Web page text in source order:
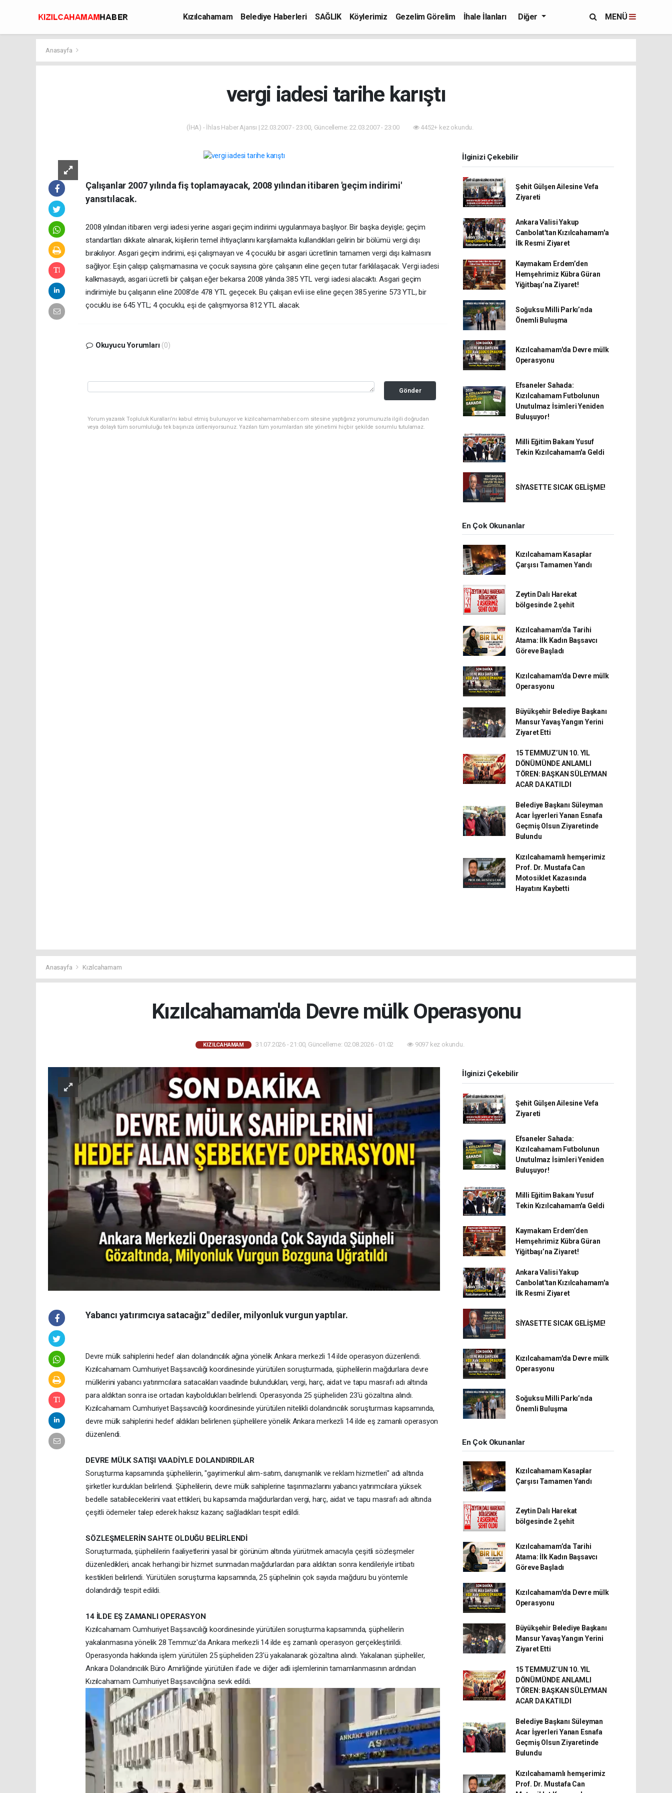
Kızılcahamam Belediye Haberleri SAĞLIK Köylerimiz Gezelim Görelim
İhale İlanları
Diğer MENÜ
Anasayfa
vergi iadesi tarihe karıştı
(İHA) - İhlas Haber Ajansı | 22.03.2007 - 23:00, Güncelleme: 22.03.2007 - 23:00 4452+ kez okundu.
Çalışanlar 2007 yılında fiş toplamayacak, 2008 yılından itibaren 'geçim indirimi'
yansıtılacak.
2008 yılından itibaren vergi iadesi yerine asgari geçim indirimi uygulanmaya başlıyor. Bir başka deyişle; geçim
standartları dikkate alınarak, kişilerin temel ihtiyaçlarını karşılamakta kullandıkları gelirin bir bölümü vergi dışı
bırakılıyor. Asgari geçim indirimi, eşi çalışmayan ve 4 çocuklu bir asgari ücretlinin tamamen vergi dışı kalmasını
sağlıyor. Eşin çalışıp çalışmamasına ve çocuk sayısına göre çalışanın eline geçen tutar farklılaşacak. Vergi iadesi
kalkmasaydı, asgari ücretli bir çalışan eğer bekarsa 2008 yılında 385 YTL vergi iadesi alacaktı. Asgari geçim
indirimiyle bu çalışanın eline 2008'de 478 YTL geçecek. Bu çalışan evli ise eline geçen 385 yerine 573 YTL, bir
çocuklu ise 645 YTL; 4 çocuklu, eşi de çalışmıyorsa 812 YTL alacak.
Okuyucu Yorumları (0)
Gönder
Yorum yazarak Topluluk Kuralları’nı kabul etmiş bulunuyor ve kizilcahamamhaber.com sitesine yaptığınız yorumunuzla ilgili doğrudan
veya dolaylı tüm sorumluluğu tek başınıza üstleniyorsunuz. Yazılan tüm yorumlardan site yönetimi hiçbir şekilde sorumlu tutulamaz.
İlginizi Çekebilir
Şehit Gülşen Ailesine Vefa
Ziyareti
Ankara Valisi Yakup
Canbolat'tan Kızılcahamam'a
İlk Resmi Ziyaret
Kaymakam Erdem’den
Hemşehrimiz Kübra Güran
Yiğitbaşı’na Ziyaret!
Soğuksu Milli Parkı’nda
Önemli Buluşma
Kızılcahamam'da Devre mülk
Operasyonu
Efsaneler Sahada:
Kızılcahamam Futbolunun
Unutulmaz İsimleri Yeniden
Buluşuyor!
Milli Eğitim Bakanı Yusuf
Tekin Kızılcahamam'a Geldi
SİYASETTE SICAK GELİŞME!
En Çok Okunanlar
Kızılcahamam Kasaplar
Çarşısı Tamamen Yandı
Zeytin Dalı Harekat
bölgesinde 2 şehit
Kızılcahamam’da Tarihi
Atama: İlk Kadın Başsavcı
Göreve Başladı
Kızılcahamam'da Devre mülk
Operasyonu
Büyükşehir Belediye Başkanı
Mansur Yavaş Yangın Yerini
Ziyaret Etti
15 TEMMUZ’UN 10. YIL
DÖNÜMÜNDE ANLAMLI
TÖREN: BAŞKAN SÜLEYMAN
ACAR DA KATILDI
Belediye Başkanı Süleyman
Acar İşyerleri Yanan Esnafa
Geçmiş Olsun Ziyaretinde
Bulundu
Kızılcahamamlı hemşerimiz
Prof. Dr. Mustafa Can
Motosiklet Kazasında
Hayatını Kaybetti
Anasayfa Kızılcahamam
Kızılcahamam'da Devre mülk Operasyonu
KIZILCAHAMAM 31.07.2026 - 21:00, Güncelleme: 02.08.2026 - 01:02 9097 kez okundu.
Yabancı yatırımcıya satacağız" dediler, milyonluk vurgun yaptılar.
Devre mülk sahiplerini hedef alan dolandırıcılık ağına yönelik Ankara merkezli 14 ilde operasyon düzenlendi.
Kızılcahamam Cumhuriyet Başsavcılığı koordinesinde yürütülen soruşturmada, şüphelilerin mağdurlara devre
mülklerini yabancı yatırımcılara satacakları vaadinde bulundukları, vergi, harç, aidat ve tapu masrafı adı altında
para aldıktan sonra ise ortadan kayboldukları belirlendi. Operasyonda 25 şüpheliden 23'ü gözaltına alındı.
Kızılcahamam Cumhuriyet Başsavcılığı koordinesinde yürütülen nitelikli dolandırıcılık soruşturması kapsamında,
devre mülk sahiplerini hedef aldıkları belirlenen şüphelilere yönelik Ankara merkezli 14 ilde eş zamanlı operasyon
düzenlendi.
DEVRE MÜLK SATIŞI VAADİYLE DOLANDIRDILAR
Soruşturma kapsamında şüphelilerin, "gayrimenkul alım-satım, danışmanlık ve reklam hizmetleri" adı altında
şirketler kurdukları belirlendi. Şüphelilerin, devre mülk sahiplerine taşınmazlarını yabancı yatırımcılara yüksek
bedelle satabileceklerini vaat ettikleri, bu kapsamda mağdurlardan vergi, harç, aidat ve tapu masrafı adı altında
çeşitli ödemeler talep ederek haksız kazanç sağladıkları tespit edildi.
SÖZLEŞMELERİN SAHTE OLDUĞU BELİRLENDİ
Soruşturmada, şüphelilerin faaliyetlerini yasal bir görünüm altında yürütmek amacıyla çeşitli sözleşmeler
düzenledikleri, ancak herhangi bir hizmet sunmadan mağdurlardan para aldıktan sonra kendileriyle irtibatı
kestikleri belirlendi. Yürütülen soruşturma kapsamında, 25 şüphelinin çok sayıda mağduru bu yöntemle
dolandırdığı tespit edildi.
14 İLDE EŞ ZAMANLI OPERASYON
Kızılcahamam Cumhuriyet Başsavcılığı koordinesinde yürütülen soruşturma kapsamında, şüphelilerin
yakalanmasına yönelik 28 Temmuz'da Ankara merkezli 14 ilde eş zamanlı operasyon gerçekleştirildi.
Operasyonda hakkında işlem yürütülen 25 şüpheliden 23'ü yakalanarak gözaltına alındı. Yakalanan şüpheliler,
Ankara Dolandırıcılık Büro Amirliğinde yürütülen ifade ve diğer adli işlemlerinin tamamlanmasının ardından
Kızılcahamam Cumhuriyet Başsavcılığına sevk edildi.
İlginizi Çekebilir
Şehit Gülşen Ailesine Vefa
Ziyareti
Efsaneler Sahada:
Kızılcahamam Futbolunun
Unutulmaz İsimleri Yeniden
Buluşuyor!
Milli Eğitim Bakanı Yusuf
Tekin Kızılcahamam'a Geldi
Kaymakam Erdem’den
Hemşehrimiz Kübra Güran
Yiğitbaşı’na Ziyaret!
Ankara Valisi Yakup
Canbolat'tan Kızılcahamam'a
İlk Resmi Ziyaret
SİYASETTE SICAK GELİŞME!
Kızılcahamam'da Devre mülk
Operasyonu
Soğuksu Milli Parkı’nda
Önemli Buluşma
En Çok Okunanlar
Kızılcahamam Kasaplar
Çarşısı Tamamen Yandı
Zeytin Dalı Harekat
bölgesinde 2 şehit
Kızılcahamam’da Tarihi
Atama: İlk Kadın Başsavcı
Göreve Başladı
Kızılcahamam'da Devre mülk
Operasyonu
Büyükşehir Belediye Başkanı
Mansur Yavaş Yangın Yerini
Ziyaret Etti
15 TEMMUZ’UN 10. YIL
DÖNÜMÜNDE ANLAMLI
TÖREN: BAŞKAN SÜLEYMAN
ACAR DA KATILDI
Belediye Başkanı Süleyman
Acar İşyerleri Yanan Esnafa
Geçmiş Olsun Ziyaretinde
Bulundu
Kızılcahamamlı hemşerimiz
Prof. Dr. Mustafa Can